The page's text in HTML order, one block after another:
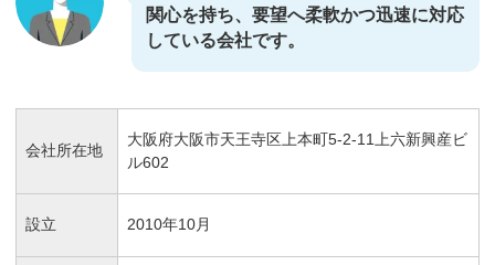
関心を持ち、要望へ柔軟かつ迅速に対応
している会社です。
会社所在地
大阪府大阪市天王寺区上本町5-2-11上六新興産ビ
ル602
設立 2010年10月